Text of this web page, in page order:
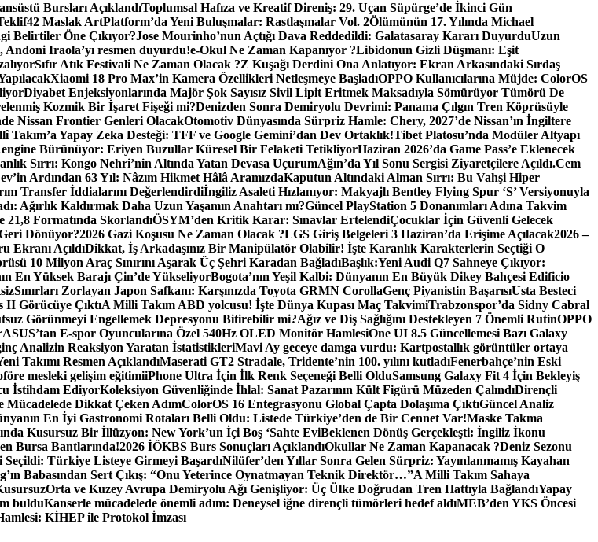
Bursları AçıklandıToplumsal Hafıza ve Kreatif Direniş: 29. Uçan Süpürge’de İkinci Gün
42 Maslak ArtPlatform’da Yeni Buluşmalar: Rastlaşmalar Vol. 2Ölümünün 17. Yılında Michael
Belirtiler Öne Çıkıyor?Jose Mourinho’nun Açtığı Dava Reddedildi: Galatasaray Kararı DuyurduUzun
Andoni Iraola’yı resmen duyurdu!e-Okul Ne Zaman Kapanıyor ?Libidonun Gizli Düşmanı: Eşit
Sıfır Atık Festivali Ne Zaman Olacak ?Z Kuşağı Derdini Ona Anlatıyor: Ekran Arkasındaki Sırdaş
Xiaomi 18 Pro Max’in Kamera Özellikleri Netleşmeye BaşladıOPPO Kullanıcılarına Müjde: ColorOS
Diyabet Enjeksiyonlarında Majör Şok Sayısız Sivil Lipit Eritmek Maksadıyla Sömürüyor Tümörü De
Kozmik Bir İşaret Fişeği mi?Denizden Sonra Demiryolu Devrimi: Panama Çılgın Tren Köprüsüyle
Nissan Frontier Genleri OlacakOtomotiv Dünyasında Sürpriz Hamle: Chery, 2027’de Nissan’ın İngiltere
Takım’a Yapay Zeka Desteği: TFF ve Google Gemini’dan Dev Ortaklık!Tibet Platosu’nda Modüler Altyapı
Bürünüyor: Eriyen Buzullar Küresel Bir Felaketi TetikliyorHaziran 2026’da Game Pass’e Eklenecek
Sırrı: Kongo Nehri’nin Altında Yatan Devasa UçurumAğın’da Yıl Sonu Sergisi Ziyaretçilere Açıldı.Cem
Ardından 63 Yıl: Nâzım Hikmet Hâlâ AramızdaKaputun Altındaki Alman Sırrı: Bu Vahşi Hiper
Transfer İddialarını Değerlendirdiİngiliz Asaleti Hızlanıyor: Makyajlı Bentley Flying Spur ‘S’ Versiyonuyla
Ağırlık Kaldırmak Daha Uzun Yaşamın Anahtarı mı?Güncel PlayStation 5 Donanımları Adına Takvim
Formatında SkorlandıÖSYM’den Kritik Karar: Sınavlar ErtelendiÇocuklar İçin Güvenli Gelecek
Dönüyor?2026 Gazi Koşusu Ne Zaman Olacak ?LGS Giriş Belgeleri 3 Haziran’da Erişime Açılacak2026 –
Ekranı AçıldıDikkat, İş Arkadaşınız Bir Manipülatör Olabilir! İşte Karanlık Karakterlerin Seçtiği O
10 Milyon Araç Sınırını Aşarak Üç Şehri Karadan BağladıBaşlık:Yeni Audi Q7 Sahneye Çıkıyor:
En Yüksek Barajı Çin’de YükseliyorBogota’nın Yeşil Kalbi: Dünyanın En Büyük Dikey Bahçesi Edificio
Sınırları Zorlayan Japon Safkanı: Karşınızda Toyota GRMN CorollaGenç Piyanistin BaşarısıUsta Besteci
II Görücüye ÇıktıA Milli Takım ABD yolcusu! İşte Dünya Kupası Maç TakvimiTrabzonspor’da Sidny Cabral
Görünmeyi Engellemek Depresyonu Bitirebilir mi?Ağız ve Diş Sağlığını Destekleyen 7 Önemli RutinOPPO
ASUS’tan E-spor Oyuncularına Özel 540Hz OLED Monitör HamlesiOne UI 8.5 Güncellemesi Bazı Galaxy
Analizin Reaksiyon Yaratan İstatistikleriMavi Ay geceye damga vurdu: Kartpostallık görüntüler ortaya
Takımı Resmen AçıklandıMaserati GT2 Stradale, Tridente’nin 100. yılını kutladıFenerbahçe’nin Eski
mesleki gelişim eğitimiiPhone Ultra İçin İlk Renk Seçeneği Belli OlduSamsung Galaxy Fit 4 İçin Bekleyiş
İstihdam EdiyorKoleksiyon Güvenliğinde İhlal: Sanat Pazarının Kült Figürü Müzeden ÇalındıDirençli
Mücadelede Dikkat Çeken AdımColorOS 16 Entegrasyonu Global Çapta Dolaşıma ÇıktıGüncel Analiz
En İyi Gastronomi Rotaları Belli Oldu: Listede Türkiye’den de Bir Cennet Var!Maske Takma
Kusursuz Bir İllüzyon: New York’un İçi Boş ‘Sahte EviBeklenen Dönüş Gerçekleşti: İngiliz İkonu
Bursa Bantlarında!2026 İÖKBS Burs Sonuçları AçıklandıOkullar Ne Zaman Kapanacak ?Deniz Sezonu
Seçildi: Türkiye Listeye Girmeyi BaşardıNilüfer’den Yıllar Sonra Gelen Sürpriz: Yayınlanmamış Kayahan
Babasından Sert Çıkış: “Onu Yeterince Oynatmayan Teknik Direktör…”A Milli Takım Sahaya
Orta ve Kuzey Avrupa Demiryolu Ağı Genişliyor: Üç Ülke Doğrudan Tren Hattıyla BağlandıYapay
bulduKanserle mücadelede önemli adım: Deneysel iğne dirençli tümörleri hedef aldıMEB’den YKS Öncesi
KİHEP ile Protokol İmzası